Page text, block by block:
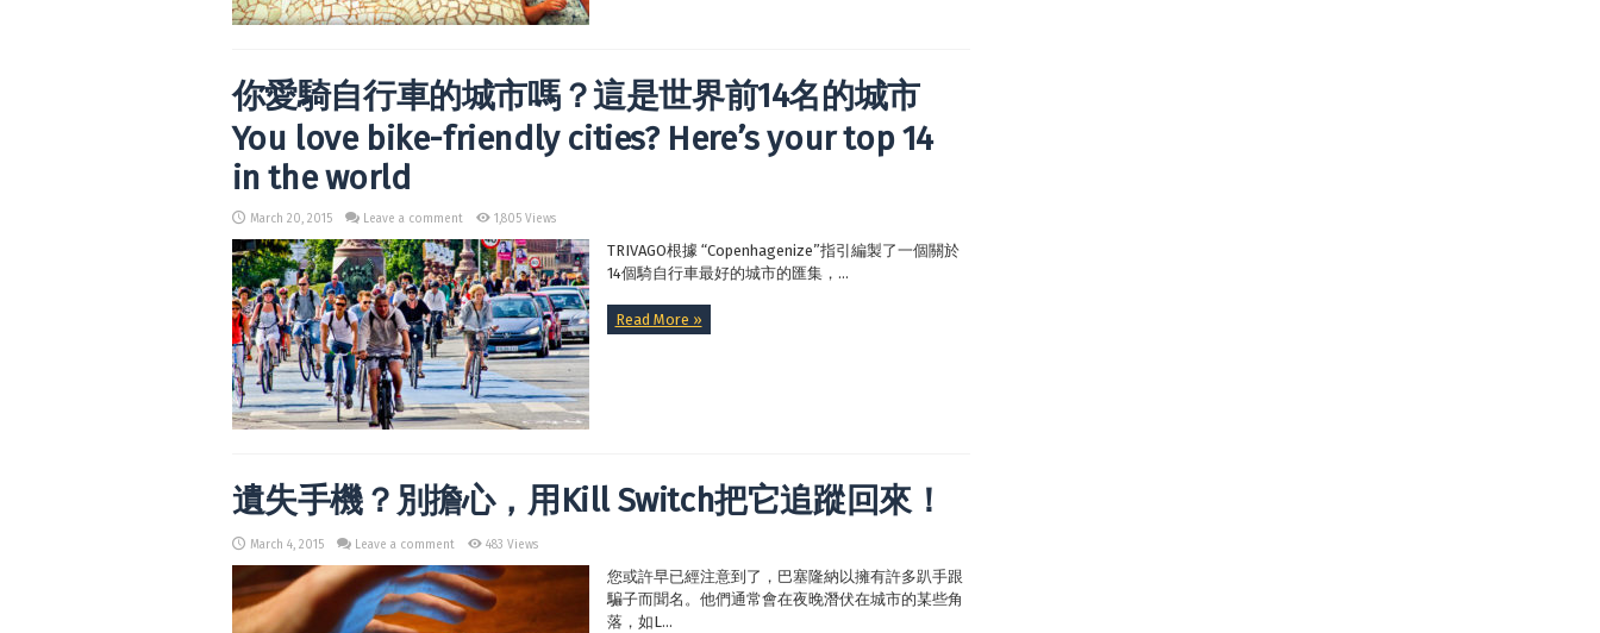
你愛騎自行車的城市嗎？這是世界前14名的城市
You love bike-friendly cities? Here’s your top 14
in the world
March 20, 2015 Leave a comment 1,805 Views
TRIVAGO根據 “Copenhagenize”指引編製了一個關於
14個騎自行車最好的城市的匯集，...
Read More »
遺失手機？別擔心，用Kill Switch把它追蹤回來！
March 4, 2015 Leave a comment 483 Views
您或許早已經注意到了，巴塞隆納以擁有許多趴手跟
騙子而聞名。他們通常會在夜晚潛伏在城市的某些角
落，如L...